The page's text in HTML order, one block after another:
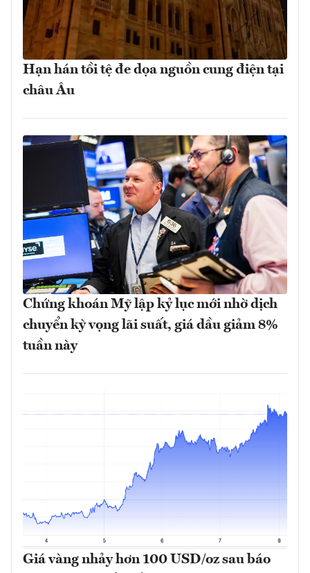
Hạn hán tồi tệ đe dọa nguồn cung điện tại
châu Âu
Chứng khoán Mỹ lập kỷ lục mới nhờ dịch
chuyển kỳ vọng lãi suất, giá dầu giảm 8%
tuần này
Giá vàng nhảy hơn 100 USD/oz sau báo